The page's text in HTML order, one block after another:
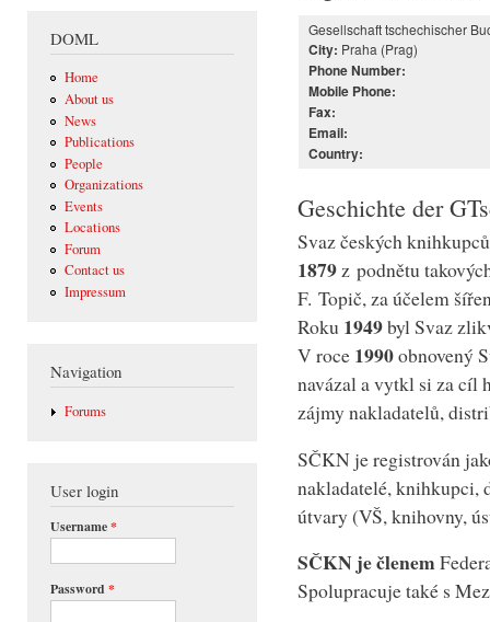
DOML
Home
About us
News
Publications
People
Organizations
Events
Locations
Forum
Contact us
Impressum
Navigation
Forums
User login
Username*
Password *
Gesellschaft tschechischer
City: Praha (Prag)
Phone Number:
Mobile Phone:
Fax:
Email:
Country:
Geschichte der
Svaz českých
1879 z podnětu
F. Topič, za účelem
Roku 1949byl Svaz
V roce 1990obnovený
navázal a vytkl si za cíl
zájmy nakladatelů,
SČKN je registrován
nakladatelé, knihkupci,
útvary (VŠ, knihovny,
SČKN je členem
Spolupracuje také s